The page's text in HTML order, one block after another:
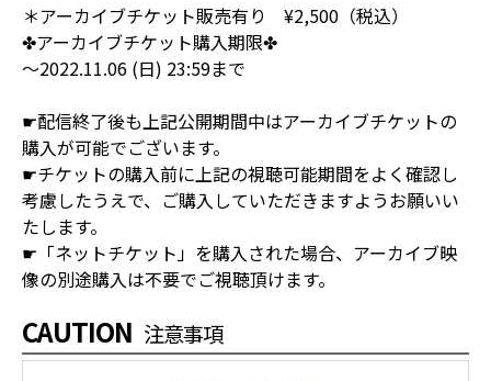
＊アーカイブチケット販売有り ¥2,500（税込）
✤アーカイブチケット購入期限✤
～2022.11.06 (日) 23:59まで
☛配信終了後も上記公開期間中はアーカイブチケットの
購入が可能でございます。
☛チケットの購入前に上記の視聴可能期間をよく確認し
考慮したうえで、ご購入していただきますようお願いい
たします。
☛「ネットチケット」を購入された場合、アーカイブ映
像の別途購入は不要でご視聴頂けます。
CAUTION 注意事項